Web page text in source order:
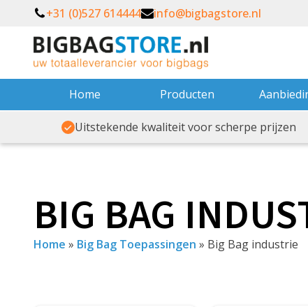
+31 (0)527 614444 info@bigbagstore.nl
Home Producten
Uitstekende kwaliteit voor scherpe prijzen
BIG BAG
Home » Big Bag Toepassingen » Big Bag industrie